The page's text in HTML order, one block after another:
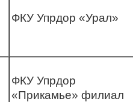
ФКУ Упрдор «Урал»
ФКУ Упрдор
«Прикамье» филиал